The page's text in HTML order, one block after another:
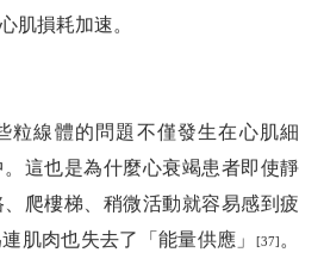
肌損耗加速。
粒線體的問題不僅發生在心肌細
這也是為什麼心衰竭患者即使靜
爬樓梯、稍微活動就容易感到疲
肌肉也失去了「能量供應」
[37] 。